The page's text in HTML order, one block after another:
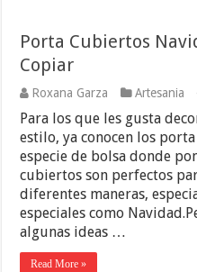
Porta Cubiertos
Copiar
Roxana Garza Artesania
Para los que les gusta
estilo, ya conocen los
especie de bolsa donde
cubiertos son perfectos
diferentes maneras,
especiales como
algunas ideas …
Read More »